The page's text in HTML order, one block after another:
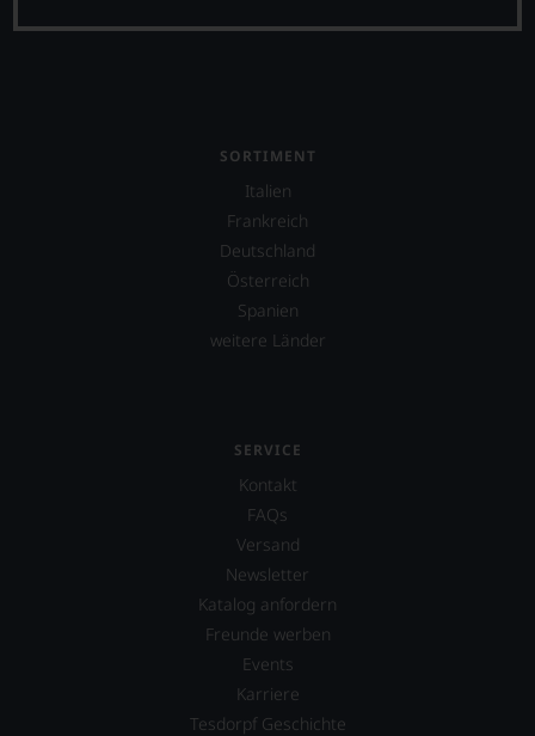
SORTIMENT
Italien
Frankreich
Deutschland
Österreich
Spanien
weitere Länder
SERVICE
Kontakt
FAQs
Versand
Newsletter
Katalog anfordern
Freunde werben
Events
Karriere
Tesdorpf Geschichte